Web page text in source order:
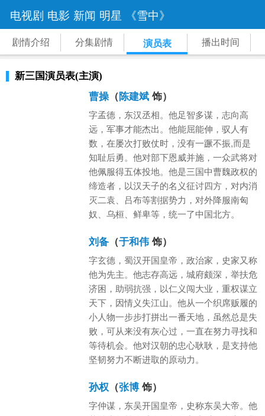
电视剧 电影 新闻 明星 《雪中》
剧情介绍 分集剧情 演员表 播出时间
新三国演员表(主演)
曹操（陈建斌 饰）
字孟德，东汉丞相。他足智多谋，志向高
远，军事才能杰出。他能屈能伸，驭人有
数，在屡次打败仗时，没有一蹶不振,而是
知耻后勇。他对部下恩威并施，一众武将对
他佩服得五体投地。他是三国中曹魏政权的
缔造者，以汉天子的名义征讨四方，对内消
灭二袁、吕布等割据势力，对外降服南匈
奴、乌桓、鲜卑等，统一了中国北方。
刘备 （于和伟 饰）
字玄德，蜀汉开国皇帝，政治家，史家又称
他为先主。他志存高远，城府颇深，举扶危
济困，助弱抗强，以仁义闯大业，重权谋立
天下，因情义失江山。他从一个织席贩履的
小人物一步步打拼出一番天地，虽然总是失
败，可从来没有灰心过，一直在努力寻找和
等待机会。他对汉朝的忠心耿耿，是支持他
坚韧努力不断进取的原动力。
孙权 （张博 饰）
字仲谋，东吴开国皇帝，史称东吴大帝。他